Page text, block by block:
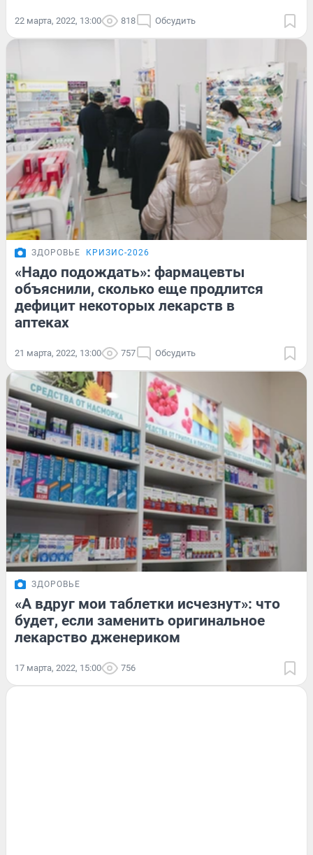
22 марта, 2022, 13:00 818 Обсудить
ЗДОРОВЬЕ КРИЗИС-2026
«Надо подождать»: фармацевты
объяснили, сколько еще продлится
дефицит некоторых лекарств в
аптеках
21 марта, 2022, 13:00 757 Обсудить
ЗДОРОВЬЕ
«А вдруг мои таблетки исчезнут»: что
будет, если заменить оригинальное
лекарство дженериком
17 марта, 2022, 15:00 756